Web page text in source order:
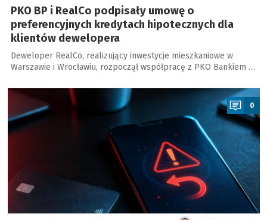
PKO BP i RealCo podpisały umowę o
preferencyjnych kredytach hipotecznych dla
klientów dewelopera
Deweloper RealCo, realizujący inwestycje mieszkaniowe w
Warszawie i Wrocławiu, rozpoczął współpracę z PKO Bankiem …
a
0